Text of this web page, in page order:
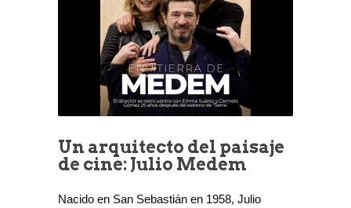
Un arquitecto del paisaje
de cine: Julio Medem
Nacido en San Sebastián en 1958, Julio